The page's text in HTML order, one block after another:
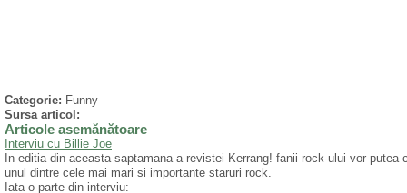
Categorie: Funny
Sursa articol:
Articole asemănătoare
Interviu cu Billie Joe
In editia din aceasta saptamana a revistei Kerrang! fanii rock-ului vor
unul dintre cele mai mari si importante staruri rock.
Iata o parte din interviu: